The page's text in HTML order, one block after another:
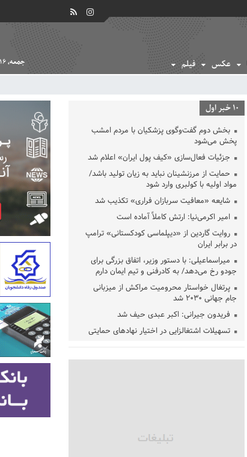
عکس فیلم جمعه, ۱۶ مرداد , ۱۴۰۵
10 خبر اول
بخش دوم گفت‌وگوی پزشکیان با مردم امشب
پخش می‌شود
جزئیات فعال‌سازی «کیف پول ایران» اعلام شد
حمایت از مرزنشینان نباید به زیان تولید باشد/
مواد اولیه با کولبری وارد شود
شایعه «معافیت سربازان فراری» تکذیب شد
امیر اکرمی‌نیا: ارتش کاملاً آماده است
روایت گاردین از «دیپلماسی کودکستانی» ترامپ
در برابر ایران
میراسماعیلی: با دستور وزیر، اتفاق بزرگی برای
جودو رخ می‌دهد/ به کادرفنی و تیم ایمان دارم
پرتغال خواستار محرومیت مراکش از میزبانی
جام جهانی ۲۰۳۰ شد
فریدون جیرانی: اکبر عبدی حیف شد
تسهیلات اشتغالزایی در اختیار نهادهای حمایتی
زمان جلسه سرنوشت‌ساز هیات رئیسه
رئیس سازمان جهاد کشاورزی استان: کشاورزان